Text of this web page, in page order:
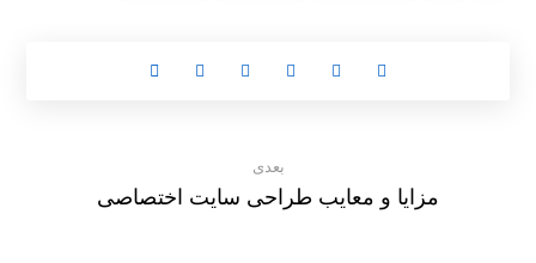
بعدی
مزایا و معایب طراحی سایت اختصاصی